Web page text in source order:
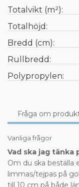
Totalvikt (m²):
Totalhöjd:
Bredd (cm):
Rullbredd:
Polypropylen:
Fråga om
Vanliga frågor
Vad ska jag tänka
Om du ska beställa
limmas/tejpas på
till 10 cm på både